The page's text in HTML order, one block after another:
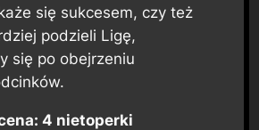
się sukcesem, czy też
podzieli Ligę,
się po obejrzeniu
4 nietoperki